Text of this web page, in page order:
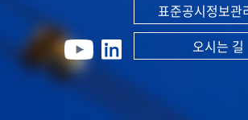
표준공시정보관
오시는 길